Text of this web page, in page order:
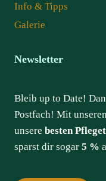
Info & Tipps
Galerie
Newsletter
Bleib up to Date!
Postfach! Mit
unsere besten
sparst dir sogar 5 %